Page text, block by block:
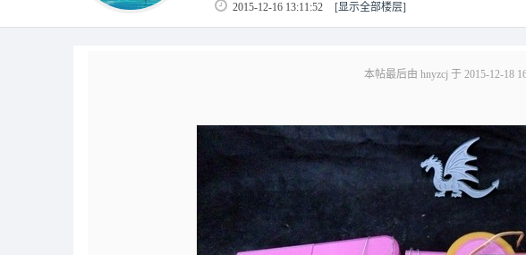
2015-12-16 13:11:52 [显示全部楼层]
本帖最后由 hnyzcj 于 2015-12-18